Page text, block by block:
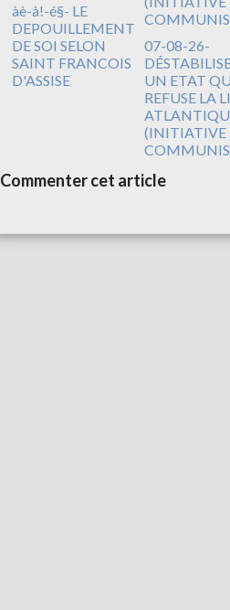
àè-à!-é§- LE
DEPOUILLEMENT
DE SOI SELON
SAINT FRANCOIS
D'ASSISE
07-08-26-
UN ETAT
REFUSE LA
(INITIATIVE
Commenter cet article